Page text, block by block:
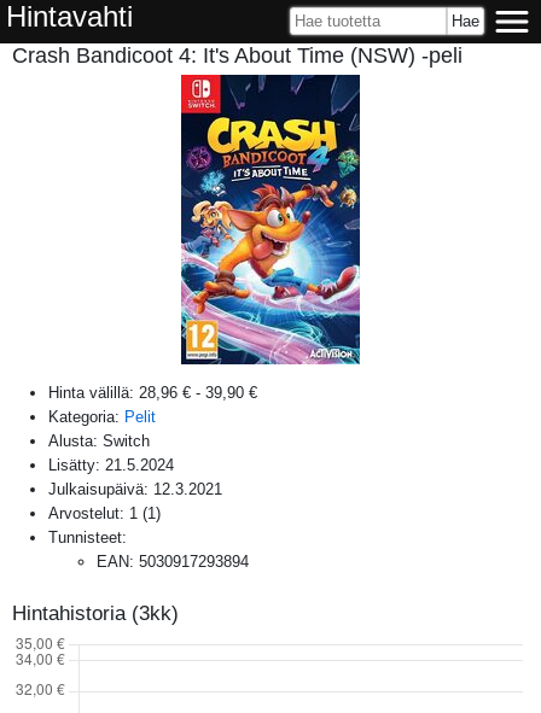
Hintavahti
Crash Bandicoot 4: It's About Time (NSW) -peli
Hinta välillä: 28,96 € - 39,90 €
Kategoria: Pelit
Alusta: Switch
Lisätty: 21.5.2024
Julkaisupäivä: 12.3.2021
Arvostelut: 1 (1 )
Tunnisteet:
EAN: 5030917293894
Hintahistoria (3kk)